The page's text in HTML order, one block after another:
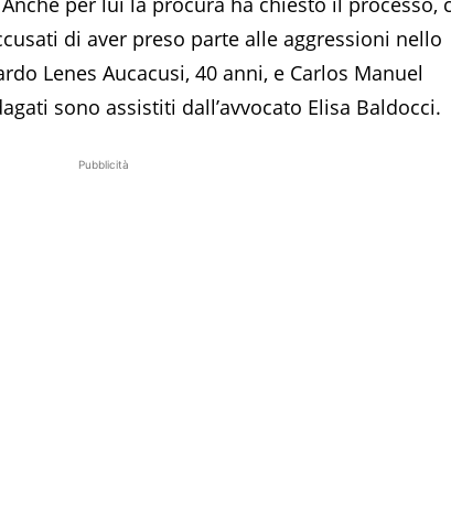
di aver preso parte alle aggressioni nello
Lenes Aucacusi, 40 anni, e Carlos Manuel
sono assistiti dall’avvocato Elisa Baldocci.
Pubblicità